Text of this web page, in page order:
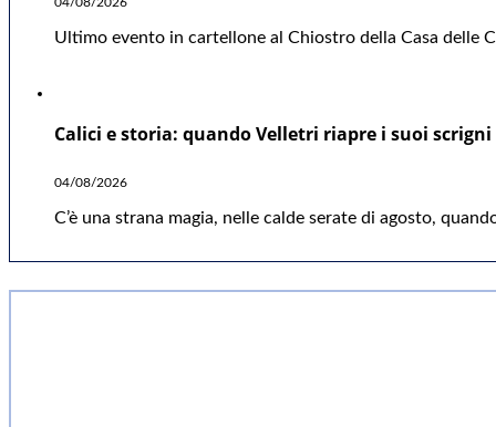
Ultimo evento in cartellone al Chiostro della Casa delle
Calici e storia: quando Velletri riapre i suoi scrigni
04/08/2026
C’è una strana magia, nelle calde serate di agosto,